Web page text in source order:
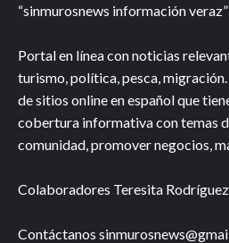
“sinmurosnews información veraz”
Portal en línea con noticias
turismo, política, pesca,
de sitios online en español que
cobertura informativa con temas
comunidad, promover negocios,
Colaboradores Teresita
Contáctanos